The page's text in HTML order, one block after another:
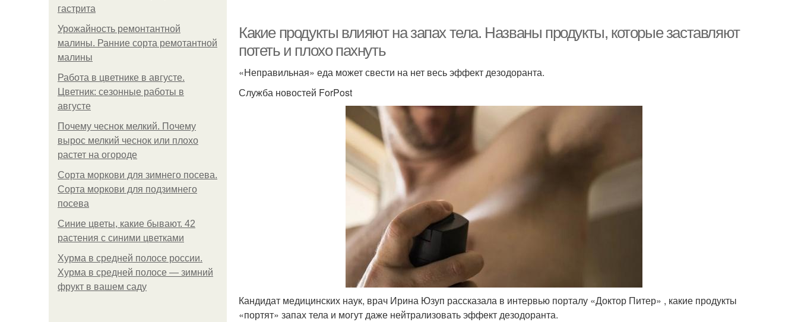
гастрита
Урожайность ремонтантной
малины. Ранние сорта ремотантной
малины
Работа в цветнике в августе.
Цветник: сезонные работы в
августе
Почему чеснок мелкий. Почему
вырос мелкий чеснок или плохо
растет на огороде
Сорта моркови для зимнего посева.
Сорта моркови для подзимнего
посева
Синие цветы, какие бывают. 42
растения с синими цветками
Хурма в средней полосе россии.
Хурма в средней полосе — зимний
фрукт в вашем саду
Какие продукты влияют на запах тела. Названы продукты, которые заставляют
потеть и плохо пахнуть
«Неправильная» еда может свести на нет весь эффект дезодоранта.
Служба новостей ForPost
Кандидат медицинских наук, врач Ирина Юзуп рассказала в интервью порталу «Доктор Питер» , какие продукты
«портят» запах тела и могут даже нейтрализовать эффект дезодоранта.